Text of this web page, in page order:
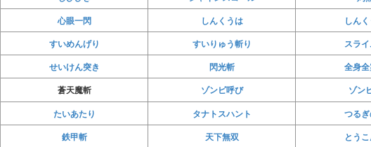
心眼一閃
しんくうは
しん
すいめんげり
すいりゅう斬り
スラ
せいけん突き
閃光斬 全身
蒼天魔斬 ゾンビ呼び
ゾン
たいあたり
タナトスハント
つる
鉄甲斬
天下無双
とう